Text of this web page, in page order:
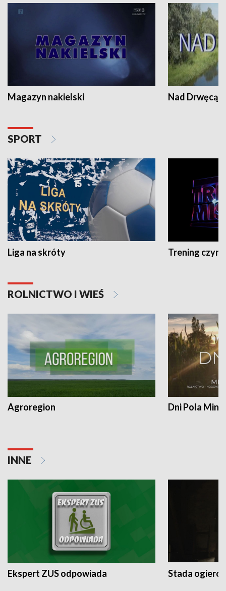
Magazyn nakielski Nad Drwęcą
SPORT
Liga na skróty Trening czyni
ROLNICTWO I WIEŚ
Agroregion Dni Pola
INNE
Ekspert ZUS odpowiada Stada